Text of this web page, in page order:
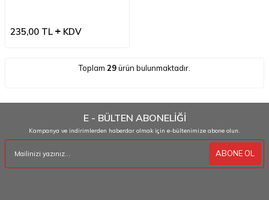
235,00 TL KDV
Toplam 29ürün bulunmaktadır.
E - BÜLTEN ABONELİĞİ
Kampanya ve indirimlerden haberdar olmak için e-bültenimize abone olun.
ABONE OL